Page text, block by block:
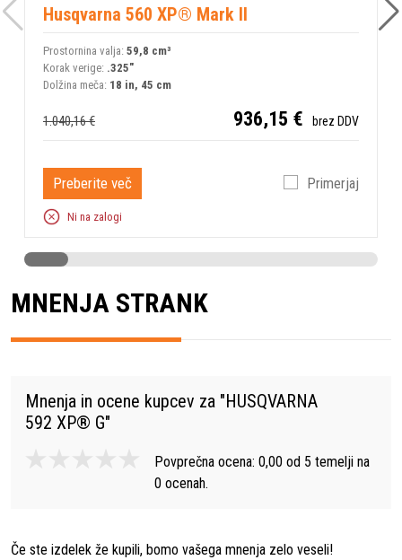
Husqvarna 560 XP® Mark II
Prostornina valja: 59,8 сm³
Korak verige: .325"
Dolžina meča: 18 in, 45 cm
1.040,16 € 936,15 € brez DDV
Preberite več Primerjaj
Ni na zalogi
MNENJA STRANK
Mnenja in ocene kupcev za "HUSQVARNA
592 XP® G"
Povprečna ocena: 0,00 od 5 temelji na
0 ocenah.
Če ste izdelek že kupili, bomo vašega mnenja zelo veseli!